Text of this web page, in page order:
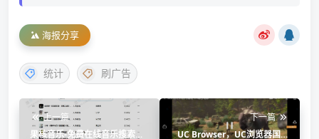
海报分享
统计 刷广告
上一篇
果核音乐-免费在线音乐搜索下
下一篇
UC Browser，UC浏览器国际